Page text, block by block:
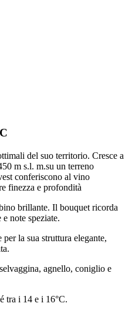
del suo territorio. Cresce a
m s.l. m.su un terreno
conferiscono al vino
finezza e profondità
brillante. Il bouquet ricorda
note speziate.
la sua struttura elegante,
agnello, coniglio e
tra i 14 e i 16°C.